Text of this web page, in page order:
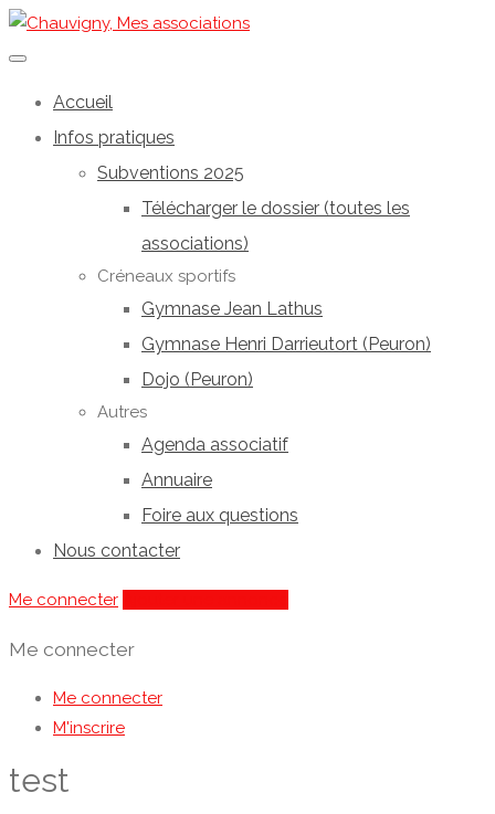
Accueil
Infos pratiques
Subventions 2025
Télécharger le dossier (toutes les
associations)
Créneaux sportifs
Gymnase Jean Lathus
Gymnase Henri Darrieutort (Peuron)
Dojo (Peuron)
Autres
Agenda associatif
Annuaire
Foire aux questions
Nous contacter
Me connecter
Me connecter
Me connecter
M'inscrire
test